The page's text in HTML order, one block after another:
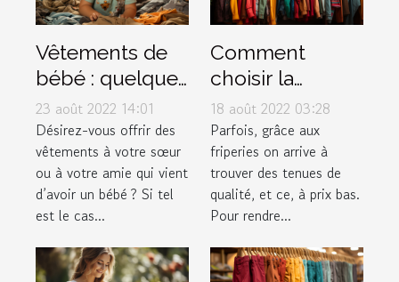
Vêtements de
bébé : quelques
conseils pour
faire de bon
choix
23 août 2022 14:01
Désirez-vous offrir des
vêtements à votre sœur
ou à votre amie qui vient
d’avoir un bébé ? Si tel
est le cas...
Comment
choisir la
meilleure
friperie en ligne
?
18 août 2022 03:28
Parfois, grâce aux
friperies on arrive à
trouver des tenues de
qualité, et ce, à prix bas.
Pour rendre...